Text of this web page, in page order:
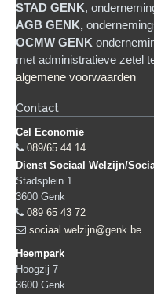
STAD GENK,
AGB GENK,
OCMW GENK
met administratieve zetel
algemene voorwaarden
Contact
Cel Economie
089/65 44 14
Dienst Sociaal Welzijn/
Stadsplein 1
3600 Genk
089 65 43 72
sociaal.welzijn@genk.be
Heempark
Hoogzij 7
3600 Genk